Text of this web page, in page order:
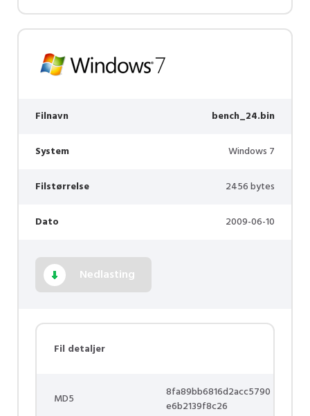
Filnavn bench_24.bin
System Windows 7
Filstørrelse 2456 bytes
Dato 2009-06-10
Nedlasting
Fil detaljer
MD5
8fa89bb6816d2acc5790
e6b2139f8c26